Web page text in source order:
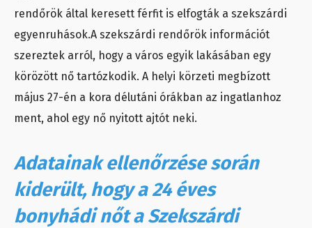
rendőrök által keresett férfit is elfogták a szekszárdi
egyenruhások.A szekszárdi rendőrök információt
szereztek arról, hogy a város egyik lakásában egy
körözött nő tartózkodik. A helyi körzeti megbízott
május 27-én a kora délutáni órákban az ingatlanhoz
ment, ahol egy nő nyitott ajtót neki.
Adatainak ellenőrzése során
kiderült, hogy a 24 éves
bonyhádi nőt a Szekszárdi